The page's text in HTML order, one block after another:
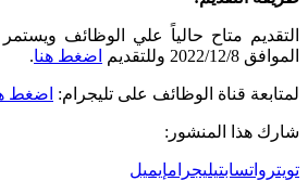
التقديم متاح حالياً علي الوظائف
الموافق 2022/12/8 وللتقديم
اضغط هنا.
لمتابعة قناة الوظائف على تليجرام: اضغط
شارك هذا المنشور:
تويتر واتسابتيليجرامإيميل